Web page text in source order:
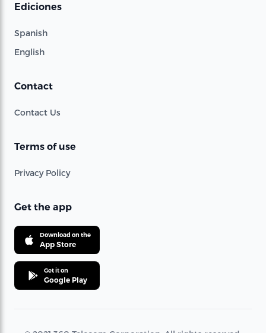
Ediciones
Spanish
English
Contact
Contact Us
Terms of use
Privacy Policy
Get the app
Download on the
App Store
Get it on
Google Play